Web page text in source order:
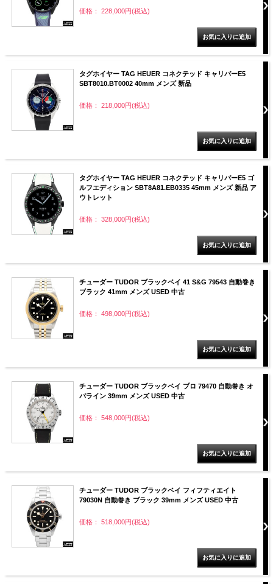
価格： 228,000円(税込)
タグホイヤー TAG HEUER コネクテッド キャリバーE5
SBT8010.BT0002 40mm メンズ 新品
価格： 218,000円(税込)
タグホイヤー TAG HEUER コネクテッド キャリバーE5 ゴ
ルフエディション SBT8A81.EB0335 45mm メンズ 新品 ア
ウトレット
価格： 328,000円(税込)
チューダー TUDOR ブラックベイ 41 S&G 79543 自動巻き
ブラック 41mm メンズ USED 中古
価格： 498,000円(税込)
チューダー TUDOR ブラックベイ プロ 79470 自動巻き オ
パライン 39mm メンズ USED 中古
価格： 548,000円(税込)
チューダー TUDOR ブラックベイ フィフティエイト
79030N 自動巻き ブラック 39mm メンズ USED 中古
価格： 518,000円(税込)